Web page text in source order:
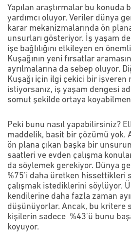
Yapılan araştırmalar bu konuda
yardımcı oluyor. Veriler dünya
karar mekanizmalarında ön
unsurları gösteriyor. İş yaşam
işe bağlılığını etkileyen en
Kuşağının yeni fırsatlar
ayrılmalarına da sebep oluyor.
Kuşağı için ilgi çekici bir işveren
istiyorsanız, iş yaşam dengesi
somut şekilde ortaya
Peki bunu nasıl yapabilirsiniz?
maddelik, basit bir çözümü yok.
ön plana çıkan başka bir
saatleri ve evden çalışma
da söylemek gerekiyor. Dünya
%75'i daha üretken hissettikleri
çalışmak istediklerini söylüyor.
kendilerine daha fazla zaman
düşünüyorlar. Ancak, bu kritere
kişilerin sadece %43'ü bunu
koyuyor.